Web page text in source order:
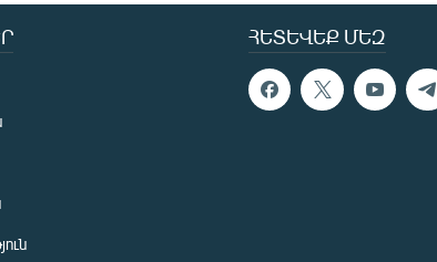
ՀԵՏԵՎԵՔ ՄԵԶ